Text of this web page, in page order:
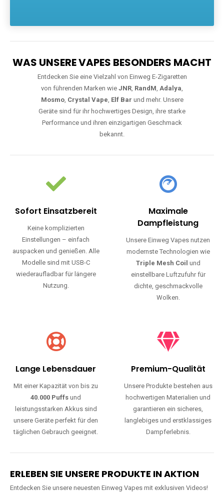
WAS UNSERE VAPES BESONDERS MACHT
Entdecken Sie eine Vielzahl von Einweg E-Zigaretten
von führenden Marken wie JNR, RandM, Adalya,
Mosmo, Crystal Vape, Elf Bar und mehr. Unsere
Geräte sind für ihr hochwertiges Design, ihre starke
Performance und ihren einzigartigen Geschmack
bekannt.
Sofort Einsatzbereit
Keine komplizierten
Einstellungen – einfach
auspacken und genießen. Alle
Modelle sind mit USB-C
wiederaufladbar für längere
Nutzung.
Maximale
Dampfleistung
Unsere Einweg Vapes nutzen
modernste Technologien wie
Triple Mesh Coil und
einstellbare Luftzufuhr für
dichte, geschmackvolle
Wolken.
Lange Lebensdauer
Mit einer Kapazität von bis zu
40.000 Puffs und
leistungsstarken Akkus sind
unsere Geräte perfekt für den
täglichen Gebrauch geeignet.
Premium-Qualität
Unsere Produkte bestehen aus
hochwertigen Materialien und
garantieren ein sicheres,
langlebiges und erstklassiges
Dampferlebnis.
ERLEBEN SIE UNSERE PRODUKTE IN AKTION
Entdecken Sie unsere neuesten Einweg Vapes mit exklusiven Videos!